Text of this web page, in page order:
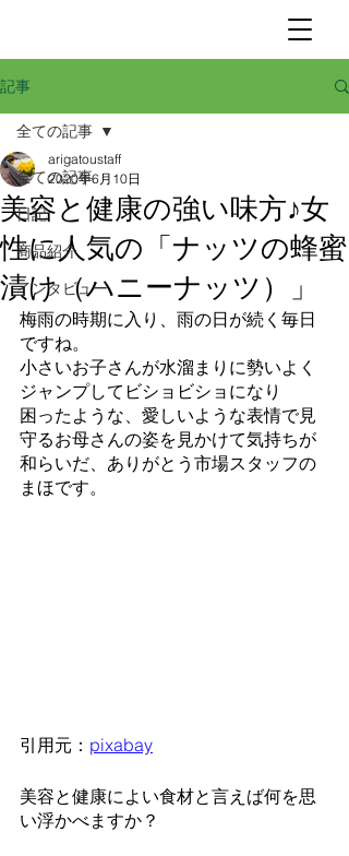
記事
全ての記事
日記
商品紹介
インタビュー
全ての記事
美容と健康の強い味方♪女
性に人気の「ナッツの蜂蜜
漬け（ハニーナッツ）」
arigatoustaff
2020年6月10日
梅雨の時期に入り、雨の日が続く毎日
ですね。
小さいお子さんが水溜まりに勢いよく
ジャンプしてビショビショになり
困ったような、愛しいような表情で見
守るお母さんの姿を見かけて気持ちが
和らいだ、ありがとう市場スタッフの
まほです。
引用元： pixabay
美容と健康によい食材と言えば何を思
い浮かべますか？